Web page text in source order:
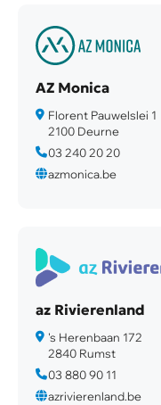
AZ Monica
Florent Pauwelslei 1
2100 Deurne
03 240 20 20
azmonica.be
az Rivierenland
's Herenbaan 172
2840 Rumst
03 880 90 11
azrivierenland.be